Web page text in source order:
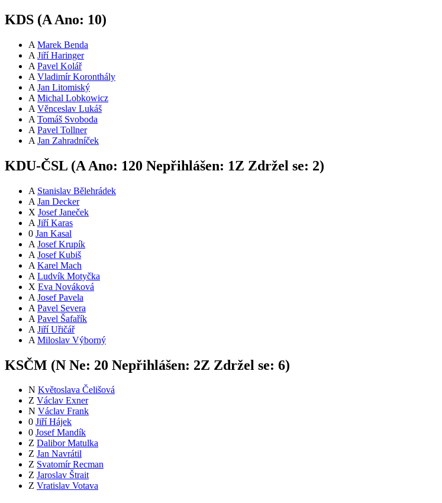
KDS (A Ano: 10)
A Marek Benda
A Jiří Haringer
A Pavel Kolář
A Vladimír Koronthály
A Jan Litomiský
A Michal Lobkowicz
A Věnceslav Lukáš
A Tomáš Svoboda
A Pavel Tollner
A Jan Zahradníček
KDU-ČSL (A Ano: 120 Nepřihlášen: 1Z Zdržel se: 2)
A Stanislav Bělehrádek
A Jan Decker
X Josef Janeček
A Jiří Karas
0 Jan Kasal
A Josef Krupík
A Josef Kubiš
A Karel Mach
A Ludvík Motyčka
X Eva Nováková
A Josef Pavela
A Pavel Severa
A Pavel Šafařík
A Jiří Uřičář
A Miloslav Výborný
KSČM (N Ne: 20 Nepřihlášen: 2Z Zdržel se: 6)
N Květoslava Čelišová
Z Václav Exner
N Václav Frank
0 Jiří Hájek
0 Josef Mandík
Z Dalibor Matulka
Z Jan Navrátil
Z Svatomír Recman
Z Jaroslav Štrait
Z Vratislav Votava